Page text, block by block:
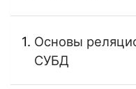
Основы
СУБД